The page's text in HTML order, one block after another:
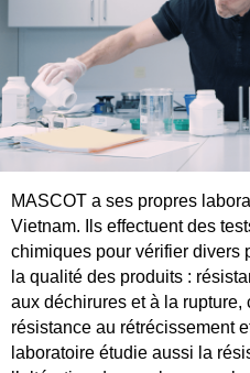
MASCOT a ses propres
Vietnam. Ils effectuent des
chimiques pour vérifier divers
la qualité des produits :
aux déchirures et à la rupture,
résistance au rétrécissement
laboratoire étudie aussi la